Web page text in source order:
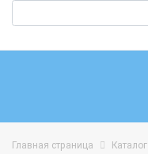
Главная страница Каталог